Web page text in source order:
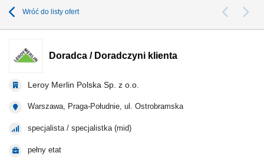
Wróć do listy ofert
Doradca / Doradczyni klienta
Leroy Merlin Polska Sp. z o.o.
Warszawa, Praga-Południe, ul. Ostrobramska
specjalista / specjalistka (mid)
pełny etat